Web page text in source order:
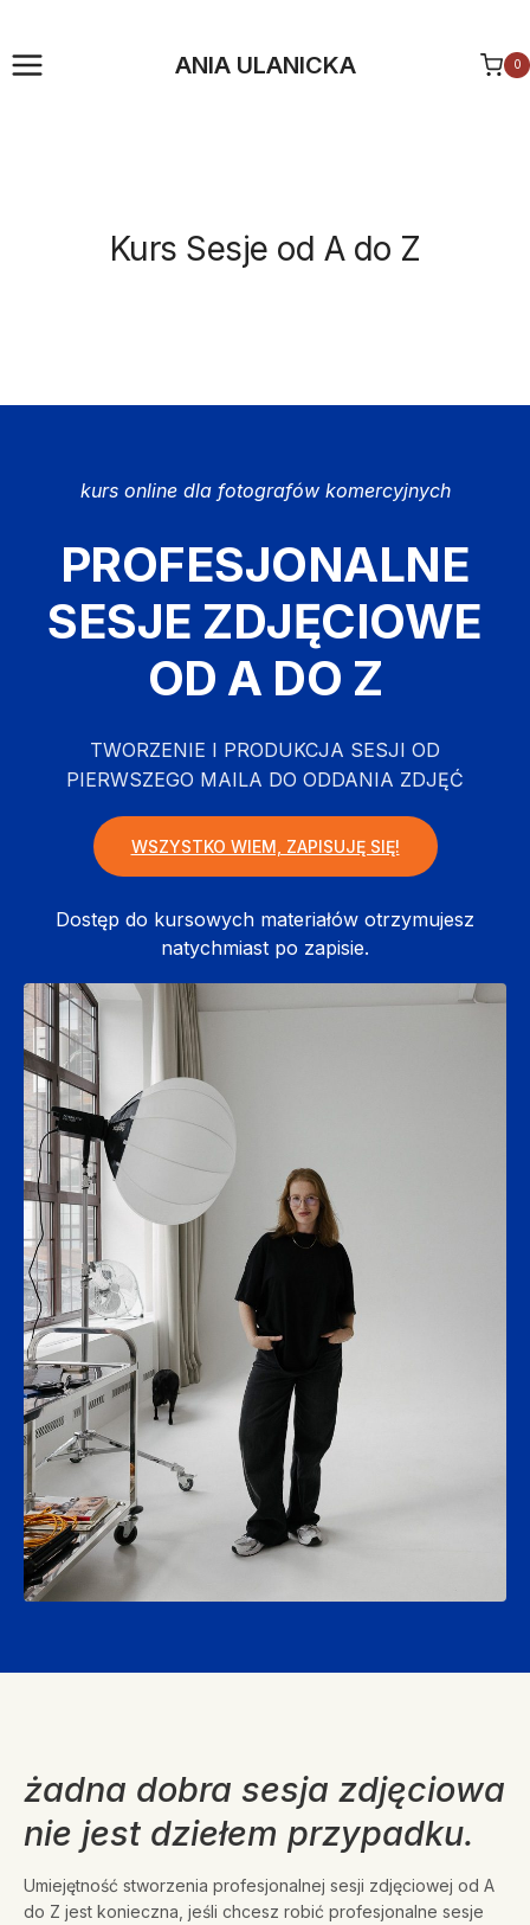
treści
ANIA ULANICKA 0
Kurs Sesje od A do Z
kurs online dla fotografów komercyjnych
PROFESJONALNE
SESJE ZDJĘCIOWE
OD A DO Z
TWORZENIE I PRODUKCJA SESJI OD
PIERWSZEGO MAILA DO ODDANIA ZDJĘĆ
WSZYSTKO WIEM, ZAPISUJĘ SIĘ!
Dostęp do kursowych materiałów otrzymujesz
natychmiast po zapisie.
żadna dobra sesja zdjęciowa
nie jest dziełem przypadku.
Umiejętność stworzenia profesjonalnej sesji zdjęciowej od A
do Z jest konieczna, jeśli chcesz robić profesjonalne sesje